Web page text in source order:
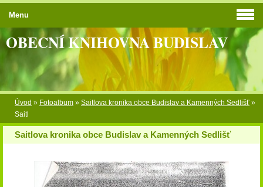
OBECNÍ KNIHOVNA BUDISLAV
Úvod » Fotoalbum » Saitlova kronika obce Budislav a Kamenných Sedlišť »
Saitl
Saitlova kronika obce Budislav a Kamenných Sedlišť
Menu